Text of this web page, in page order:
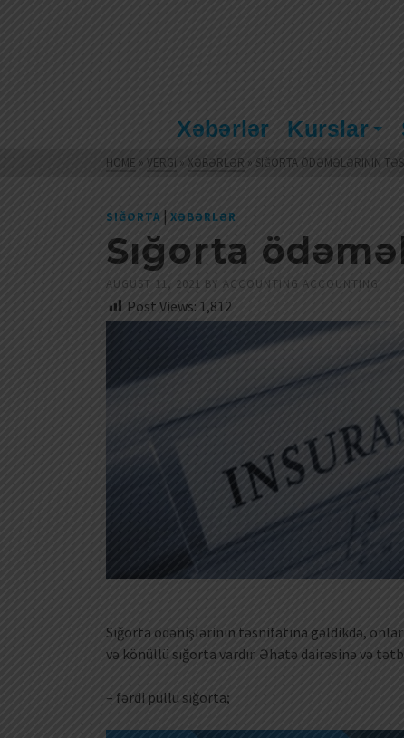
Xəbərlər Kurslar
HOME » VERGI » XƏBƏRLƏR » SIĞORTA ÖDƏMƏLƏRININ
SIĞORTA | XƏBƏRLƏR
Sığorta
AUGUST 11, 2021 BY ACCOUNTING ACCOUNTING
Post Views: 1,812
Sığorta ödənişlərinin təsnifatına gəldikdə,
və könüllü sığorta vardır. Əhatə dairəsinə və
– fərdi pullu sığorta;